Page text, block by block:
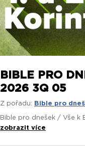
BIBLE PRO
2026 3Q 05
Z pořadu: Bible pro
Bible pro dnešek / Vše k
zobrazit více